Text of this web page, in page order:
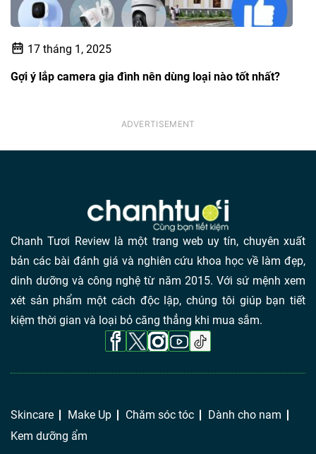
17 tháng 1, 2025
Gợi ý lắp camera gia đình nên dùng loại nào tốt nhất?
Chanh Tươi Review là một trang web uy tín, chuyên xuất
bản các bài đánh giá và nghiên cứu khoa học về làm đẹp,
dinh dưỡng và công nghệ từ năm 2015. Với sứ mệnh xem
xét sản phẩm một cách độc lập, chúng tôi giúp bạn tiết
kiệm thời gian và loại bỏ căng thẳng khi mua sắm.
Skincare Make Up Chăm sóc tóc
Dành cho nam
Kem dưỡng ẩm